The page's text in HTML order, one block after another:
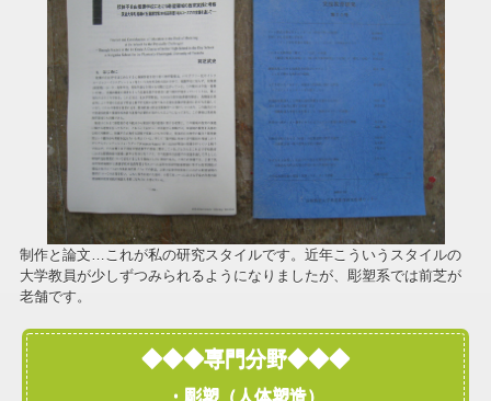
制作と論文…これが私の研究スタイルです。近年こういうスタイルの
大学教員が少しずつみられるようになりましたが、彫塑系では前芝が
老舗です。
◆◆◆専門分野◆◆◆
・彫塑（人体塑造）